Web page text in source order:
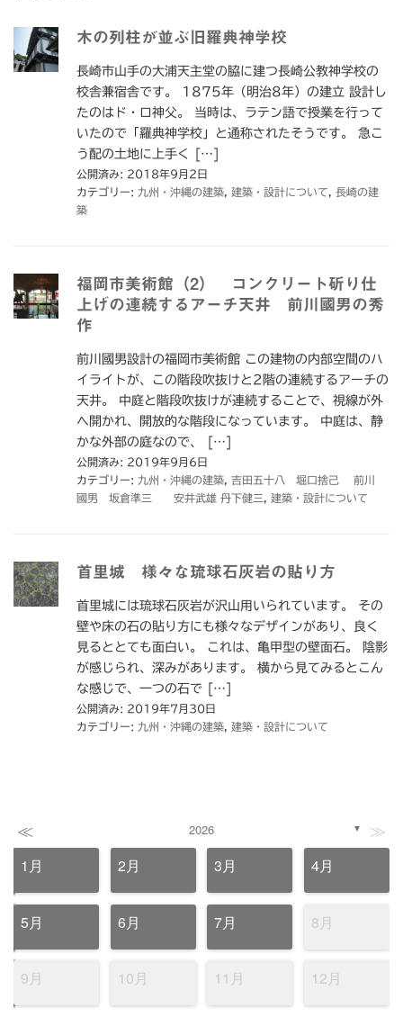
木の列柱が並ぶ旧羅典神学校
長崎市山手の大浦天主堂の脇に建つ長崎公教神学校の
校舎兼宿舎です。 1875年（明治8年）の建立 設計し
たのはド・ロ神父。 当時は、ラテン語で授業を行って
いたので「羅典神学校」と通称されたそうです。 急こ
う配の土地に上手く […]
公開済み: 2018年9月2日
カテゴリー: 九州・沖縄の建築 建築・設計について
長崎の建
築
福岡市美術館（2） コンクリート斫り仕
上げの連続するアーチ天井 前川國男の秀
作
前川國男設計の福岡市美術館 この建物の内部空間のハ
イライトが、この階段吹抜けと2階の連続するアーチの
天井。 中庭と階段吹抜けが連続することで、視線が外
へ開かれ、開放的な階段になっています。 中庭は、静
かな外部の庭なので、 […]
公開済み: 2019年9月6日
カテゴリー: 九州・沖縄の建築
吉田五十八 堀口捨己 前川
國男 坂倉準三 安井武雄 丹下健三
建築・設計について
首里城 様々な琉球石灰岩の貼り方
首里城には琉球石灰岩が沢山用いられています。 その
壁や床の石の貼り方にも様々なデザインがあり、良く
見るととても面白い。 これは、亀甲型の壁面石。 陰影
が感じられ、深みがあります。 横から見てみるとこん
な感じで、一つの石で […]
公開済み: 2019年7月30日
カテゴリー: 九州・沖縄の建築 建築・設計について
≪ 2026 ▼ ≫
1月 2月 3月 4月
5月 6月 7月 8月
9月 10月 11月 12月